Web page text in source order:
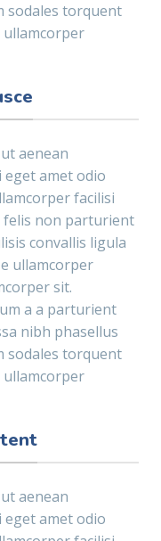
sodales torquent
aenean
eget amet odio
facilisi
felis non parturient
convallis ligula
ullamcorper
sit.
a a parturient
nibh phasellus
sodales torquent
aenean
eget amet odio